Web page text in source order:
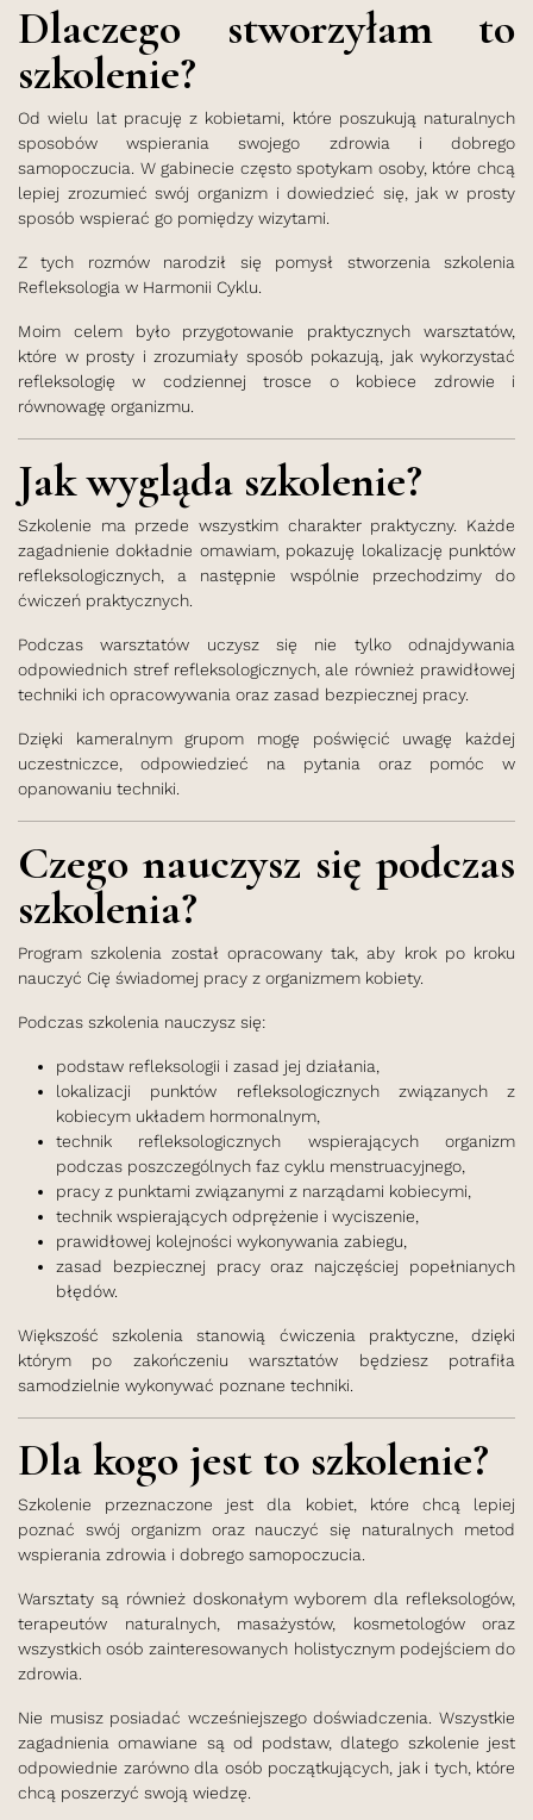
Dlaczego stworzyłam to
szkolenie?
Od wielu lat pracuję z kobietami, które poszukują naturalnych
sposobów wspierania swojego zdrowia i dobrego
samopoczucia. W gabinecie często spotykam osoby, które chcą
lepiej zrozumieć swój organizm i dowiedzieć się, jak w prosty
sposób wspierać go pomiędzy wizytami.
Z tych rozmów narodził się pomysł stworzenia szkolenia
Refleksologia w Harmonii Cyklu.
Moim celem było przygotowanie praktycznych warsztatów,
które w prosty i zrozumiały sposób pokazują, jak wykorzystać
refleksologię w codziennej trosce o kobiece zdrowie i
równowagę organizmu.
Jak wygląda szkolenie?
Szkolenie ma przede wszystkim charakter praktyczny. Każde
zagadnienie dokładnie omawiam, pokazuję lokalizację punktów
refleksologicznych, a następnie wspólnie przechodzimy do
ćwiczeń praktycznych.
Podczas warsztatów uczysz się nie tylko odnajdywania
odpowiednich stref refleksologicznych, ale również prawidłowej
techniki ich opracowywania oraz zasad bezpiecznej pracy.
Dzięki kameralnym grupom mogę poświęcić uwagę każdej
uczestniczce, odpowiedzieć na pytania oraz pomóc w
opanowaniu techniki.
Czego nauczysz się podczas
szkolenia?
Program szkolenia został opracowany tak, aby krok po kroku
nauczyć Cię świadomej pracy z organizmem kobiety.
Podczas szkolenia nauczysz się:
podstaw refleksologii i zasad jej działania,
lokalizacji punktów refleksologicznych związanych z
kobiecym układem hormonalnym,
technik refleksologicznych wspierających organizm
podczas poszczególnych faz cyklu menstruacyjnego,
pracy z punktami związanymi z narządami kobiecymi,
technik wspierających odprężenie i wyciszenie,
prawidłowej kolejności wykonywania zabiegu,
zasad bezpiecznej pracy oraz najczęściej popełnianych
błędów.
Większość szkolenia stanowią ćwiczenia praktyczne, dzięki
którym po zakończeniu warsztatów będziesz potrafiła
samodzielnie wykonywać poznane techniki.
Dla kogo jest to szkolenie?
Szkolenie przeznaczone jest dla kobiet, które chcą lepiej
poznać swój organizm oraz nauczyć się naturalnych metod
wspierania zdrowia i dobrego samopoczucia.
Warsztaty są również doskonałym wyborem dla refleksologów,
terapeutów naturalnych, masażystów, kosmetologów oraz
wszystkich osób zainteresowanych holistycznym podejściem do
zdrowia.
Nie musisz posiadać wcześniejszego doświadczenia. Wszystkie
zagadnienia omawiane są od podstaw, dlatego szkolenie jest
odpowiednie zarówno dla osób początkujących, jak i tych, które
chcą poszerzyć swoją wiedzę.